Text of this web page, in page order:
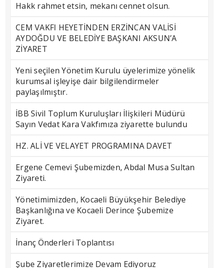
Hakk rahmet etsin, mekanı cennet olsun.
CEM VAKFI HEYETİNDEN ERZİNCAN VALİSİ
AYDOĞDU VE BELEDİYE BAŞKANI AKSUN’A
ZİYARET
Yeni seçilen Yönetim Kurulu üyelerimize yönelik
kurumsal işleyişe dair bilgilendirmeler
paylaşılmıştır.
İBB Sivil Toplum Kuruluşları İlişkileri Müdürü
Sayın Vedat Kara Vakfımıza ziyarette bulundu
HZ. ALİ VE VELAYET PROGRAMINA DAVET
Ergene Cemevi Şubemizden, Abdal Musa Sultan
Ziyareti.
Yönetimimizden, Kocaeli Büyükşehir Belediye
Başkanlığına ve Kocaeli Derince Şubemize
Ziyaret.
İnanç Önderleri Toplantısı
Şube Ziyaretlerimize Devam Ediyoruz